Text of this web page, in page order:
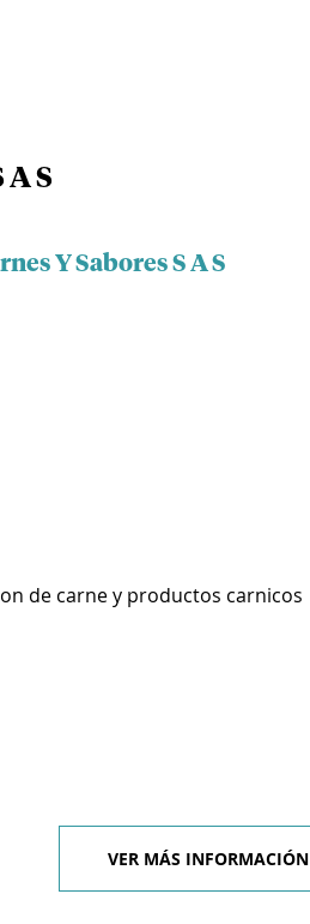
A S
Y Sabores S A S
de carne y productos carnicos
VER MÁS INFORMACIÓN